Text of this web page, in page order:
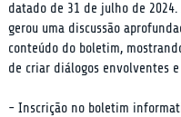
datado de 31 de julho de
gerou uma discussão
conteúdo do boletim,
de criar diálogos envolventes
- Inscrição no boletim